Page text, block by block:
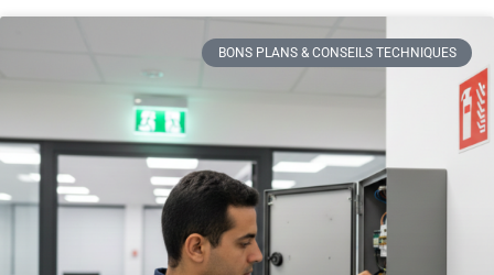
BONS PLANS & CONSEILS TECHNIQUES